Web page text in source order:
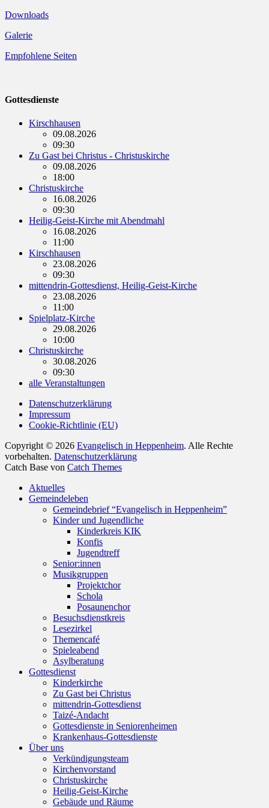
Downloads
Galerie
Empfohlene Seiten
Gottesdienste
Kirschhausen
09.08.2026
09:30
Zu Gast bei Christus - Christuskirche
09.08.2026
18:00
Christuskirche
16.08.2026
09:30
Heilig-Geist-Kirche mit Abendmahl
16.08.2026
11:00
Kirschhausen
23.08.2026
09:30
mittendrin-Gottesdienst, Heilig-Geist-Kirche
23.08.2026
11:00
Spielplatz-Kirche
29.08.2026
10:00
Christuskirche
30.08.2026
09:30
alle Veranstaltungen
Datenschutzerklärung
Impressum
Cookie-Richtlinie (EU)
Copyright © 2026 Evangelisch in Heppenheim. Alle Rechte
vorbehalten. Datenschutzerklärung
Catch Base von Catch Themes
oben
scrollen
Aktuelles
Gemeindeleben
Gemeindebrief “Evangelisch in Heppenheim”
Kinder und Jugendliche
Kinderkreis KIK
Konfis
Jugendtreff
Senior:innen
Musikgruppen
Projektchor
Schola
Posaunenchor
Besuchsdienstkreis
Lesezirkel
Themencafé
Spieleabend
Asylberatung
Gottesdienst
Kinderkirche
Zu Gast bei Christus
mittendrin-Gottesdienst
Taizé-Andacht
Gottesdienste in Seniorenheimen
Krankenhaus-Gottesdienste
Über uns
Verkündigungsteam
Kirchenvorstand
Christuskirche
Heilig-Geist-Kirche
Gebäude und Räume